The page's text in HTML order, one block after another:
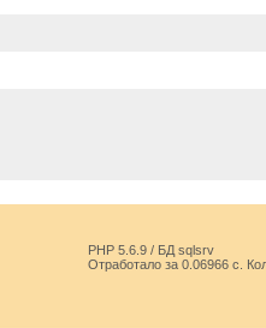
PHP 5.6.9 / БД sqlsrv
Отработало за 0.06966 с.